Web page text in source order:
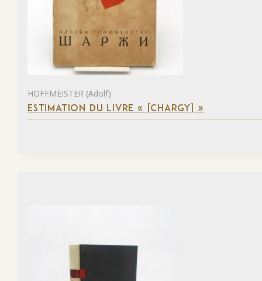
HOFFMEISTER (Adolf)
ESTIMATION DU LIVRE « [CHARGY] »